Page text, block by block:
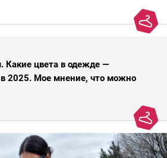
Какие цвета в одежде —
в 2025. Мое мнение, что можно